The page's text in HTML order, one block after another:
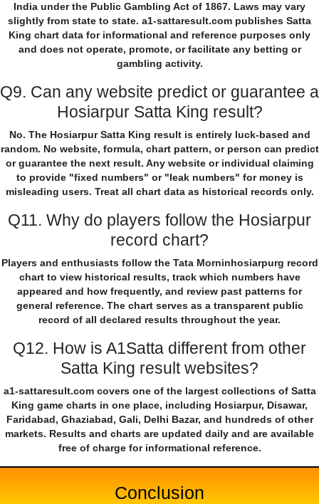
India under the Public Gambling Act of 1867. Laws may vary
slightly from state to state. a1-sattaresult.com publishes Satta
King chart data for informational and reference purposes only
and does not operate, promote, or facilitate any betting or
gambling activity.
Q9. Can any website predict or guarantee a
Hosiarpur Satta King result?
No. The Hosiarpur Satta King result is entirely luck-based and
random. No website, formula, chart pattern, or person can predict
or guarantee the next result. Any website or individual claiming
to provide "fixed numbers" or "leak numbers" for money is
misleading users. Treat all chart data as historical records only.
Q11. Why do players follow the Hosiarpur
record chart?
Players and enthusiasts follow the Tata Morninhosiarpurg record
chart to view historical results, track which numbers have
appeared and how frequently, and review past patterns for
general reference. The chart serves as a transparent public
record of all declared results throughout the year.
Q12. How is A1Satta different from other
Satta King result websites?
a1-sattaresult.com covers one of the largest collections of Satta
King game charts in one place, including Hosiarpur, Disawar,
Faridabad, Ghaziabad, Gali, Delhi Bazar, and hundreds of other
markets. Results and charts are updated daily and are available
free of charge for informational reference.
Conclusion